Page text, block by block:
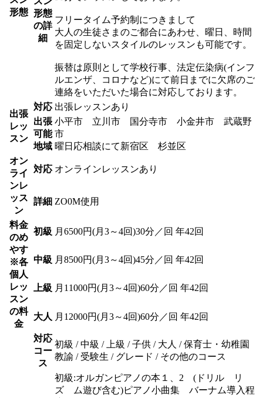
形態 形態
の詳
細
フリータイム予約制につきまして
大人の生徒さまのご都合にあわせ、曜日、時間
を固定しないスタイルのレッスンも可能です。
振替は原則として学校行事、法定伝染病(インフ
ルエンザ、コロナなど)にて前日までに欠席のご
連絡をいただいた場合に対応しております。
出張
レッ
スン
対応 出張レッスンあり
出張
可能
地域
小平市 立川市 国分寺市 小金井市 武蔵野
市
曜日応相談にて新宿区 杉並区
オン
ライ
ンレ
ッス
ン
対応 オンラインレッスンあり
詳細 ZO0M使用
料金
のめ
やす
※各
個人
レッ
スン
の料
金
初級 月6500円(月3～4回)30分／回 年42回
中級 月8500円(月3～4回)45分／回 年42回
上級 月11000円(月3～4回)60分／回 年42回
大人 月12000円(月3～4回)60分／回 年42回
対応
コー
ス
初級 / 中級 / 上級 / 子供 / 大人 / 保育士・幼稚園
教諭 / 受験生 / グレード / その他のコース
初級:オルガンピアノの本１、2 (ドリル リ
ズ ム遊び含む)ピアノ小曲集 バーナム導入程